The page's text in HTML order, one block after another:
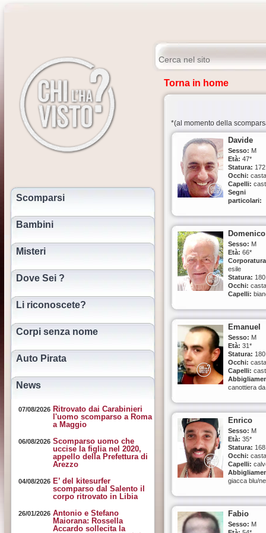
Scomparsi
Bambini
Misteri
Dove Sei ?
Li riconoscete?
Corpi senza nome
Auto Pirata
News
07/08/2026 Ritrovato dai Carabinieri
l'uomo scomparso a Roma
a Maggio
06/08/2026 Scomparso uomo che
uccise la figlia nel 2020,
appello della Prefettura di
Arezzo
04/08/2026 E’ del kitesurfer
scomparso dal Salento il
corpo ritrovato in Libia
26/01/2026 Antonio e Stefano
Maiorana: Rossella
Accardo sollecita la
Torna in home
*(al momento della
Davide
Sesso: M
Età: 47*
Statura: 172
Occhi:
Capelli:
Segni
particolari:
avambraccio
destro con
suo nome in
cinese, altri
tatuaggi sul
Scomparso
Colonia
(Germania)
Data della
scomparsa:
Domenico
Sesso: M
Età: 66*
esile
Statura: 180
Occhi:
Capelli:
tuta scura
Scomparso
Giugliano in
Campania
(Napoli),
Licola Mare
Data della
scomparsa:
15/06/2026
Emanuel
Sesso: M
Età: 31*
Statura: 180
Occhi:
Capelli:
canottiera da
con
e giromanica
rosso,
jeans neri,
da
occhiali a
Segni
particolari:
Tatuaggio
sterno con
Scomparso
Buttigliera
(Asti)
Data della
scomparsa:
Enrico
Sesso: M
Età: 35*
Statura: 168
Occhi:
Capelli:
giacca blu/
jeans
Segni
particolari:
incisivo
scheggiato
Fabio
Sesso: M